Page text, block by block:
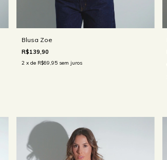
Blusa Zoe
R$139,90
2 x de R$69,95 sem juros